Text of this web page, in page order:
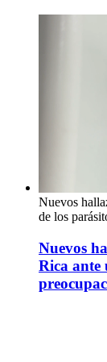
Nuevos
de los
Nuevos
Rica ante